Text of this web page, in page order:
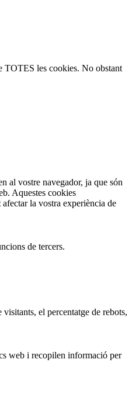
TOTES les cookies. No obstant
al vostre navegador, ja que són
Aquestes cookies
afectar la vostra experiència de
de tercers.
el percentatge de rebots,
web i recopilen informació per